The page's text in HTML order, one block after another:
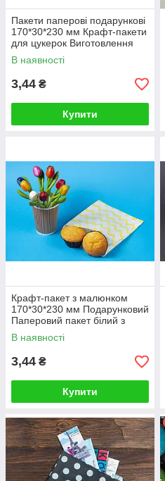
Пакети паперові подарункові
170*30*230 мм Крафт-пакети
для цукерок Виготовлення
паперових пакетів з
малюнком
В наявності
3,44 ₴
Купити
Крафт-пакет з малюнком
170*30*230 мм Подарунковий
Паперовий пакет білий з
малюнком яскравих кольорів
Красивий пакет
В наявності
3,44 ₴
Купити